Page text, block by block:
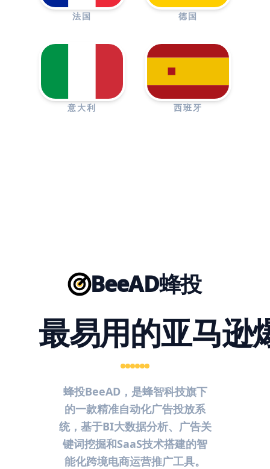
法国 德国
意大利 西班牙
BeeAD蜂投
最易用的亚马逊
蜂投BeeAD，是蜂智科技旗下
的一款精准自动化广告投放系
统，基于BI大数据分析、广告关
键词挖掘和SaaS技术搭建的智
能化跨境电商运营推广工具。